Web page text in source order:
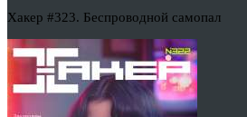
Хакер #323. Беспроводной самопал